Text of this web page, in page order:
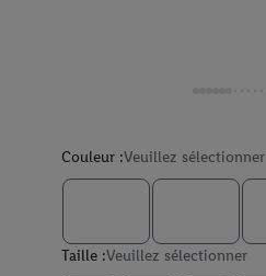
Couleur :Veuillez sélectionner
Taille :Veuillez sélectionner